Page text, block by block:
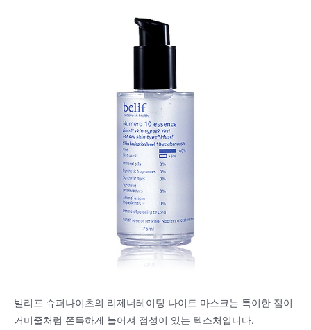
빌리프 슈퍼나이츠의 리제너레이팅 나이트 마스크는 특이한 점이
거미줄처럼 쫀득하게 늘어져 점성이 있는 텍스처입니다.